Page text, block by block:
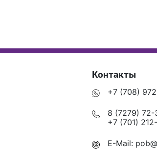
Контакты
+7 (708)
8 (7279)
+7 (701)
E-Mail: